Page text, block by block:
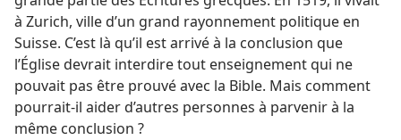
à Zurich, ville d’un grand rayonnement politique en
Suisse. C’est là qu’il est arrivé à la conclusion que
l’Église devrait interdire tout enseignement qui ne
pouvait pas être prouvé avec la Bible. Mais comment
pourrait-il aider d’autres personnes à parvenir à la
même conclusion ?